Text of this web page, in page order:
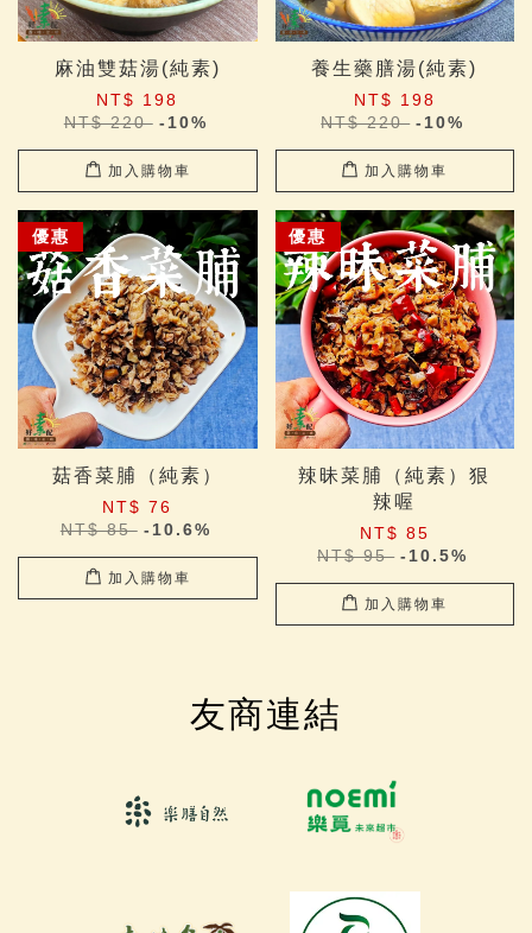
麻油雙菇湯(純素)
NT$ 198
NT$ 220 -10%
加入購物車
養生藥膳湯(純素)
NT$ 198
NT$ 220 -10%
加入購物車
優惠
菇香菜脯（純素）
NT$ 76
NT$ 85 -10.6%
加入購物車
優惠
辣昧菜脯（純素）狠
辣喔
NT$ 85
NT$ 95 -10.5%
加入購物車
友商連結